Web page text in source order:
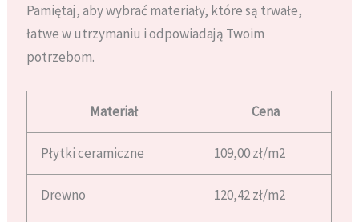
Pamiętaj, aby wybrać materiały, które są trwałe,
łatwe w utrzymaniu i odpowiadają Twoim
potrzebom.
Materiał Cena
Płytki ceramiczne 109,00 zł/m2
Drewno 120,42 zł/m2